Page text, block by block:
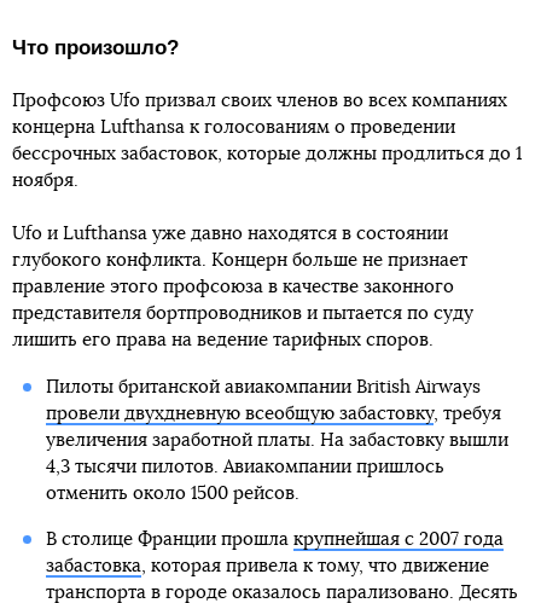
Что произошло?
Профсоюз Ufo призвал своих членов во всех компаниях
концерна Lufthansa к голосованиям о проведении
бессрочных забастовок, которые должны продлиться до 1
ноября.
Ufo и Lufthansa уже давно находятся в состоянии
глубокого конфликта. Концерн больше не признает
правление этого профсоюза в качестве законного
представителя бортпроводников и пытается по суду
лишить его права на ведение тарифных споров.
Пилоты британской авиакомпании British Airways
провели двухдневную всеобщую забастовку, требуя
увеличения заработной платы. На забастовку вышли
4,3 тысячи пилотов. Авиакомпании пришлось
отменить около 1500 рейсов.
В столице Франции прошла крупнейшая с 2007 года
забастовка , которая привела к тому, что движение
транспорта в городе оказалось парализовано. Десять